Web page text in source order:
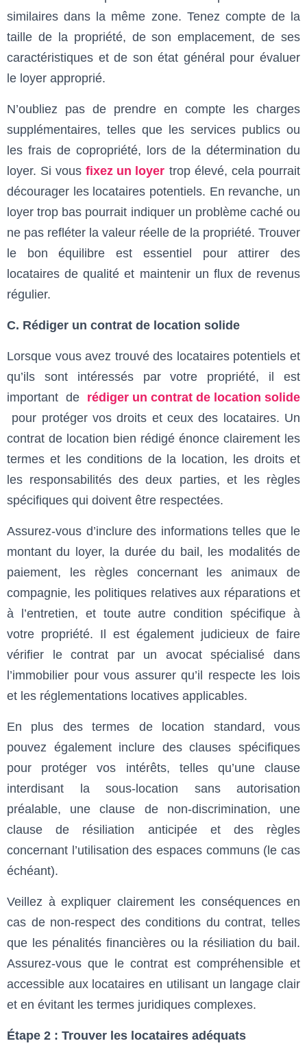
similaires dans la même zone. Tenez compte de la
taille de la propriété, de son emplacement, de ses
caractéristiques et de son état général pour évaluer
le loyer approprié.
N’oubliez pas de prendre en compte les charges
supplémentaires, telles que les services publics ou
les frais de copropriété, lors de la détermination du
loyer. Si vousfixez un loyer trop élevé, cela pourrait
décourager les locataires potentiels. En revanche, un
loyer trop bas pourrait indiquer un problème caché ou
ne pas refléter la valeur réelle de la propriété. Trouver
le bon équilibre est essentiel pour attirer des
locataires de qualité et maintenir un flux de revenus
régulier.
C. Rédiger un contrat de location solide
Lorsque vous avez trouvé des locataires potentiels et
qu’ils sont intéressés par votre propriété, il est
important de rédiger un contrat de location solide
pour protéger vos droits et ceux des locataires. Un
contrat de location bien rédigé énonce clairement les
termes et les conditions de la location, les droits et
les responsabilités des deux parties, et les règles
spécifiques qui doivent être respectées.
Assurez-vous d’inclure des informations telles que le
montant du loyer, la durée du bail, les modalités de
paiement, les règles concernant les animaux de
compagnie, les politiques relatives aux réparations et
à l’entretien, et toute autre condition spécifique à
votre propriété. Il est également judicieux de faire
vérifier le contrat par un avocat spécialisé dans
l’immobilier pour vous assurer qu’il respecte les lois
et les réglementations locatives applicables.
En plus des termes de location standard, vous
pouvez également inclure des clauses spécifiques
pour protéger vos intérêts, telles qu’une clause
interdisant la sous-location sans autorisation
préalable, une clause de non-discrimination, une
clause de résiliation anticipée et des règles
concernant l’utilisation des espaces communs (le cas
échéant).
Veillez à expliquer clairement les conséquences en
cas de non-respect des conditions du contrat, telles
que les pénalités financières ou la résiliation du bail.
Assurez-vous que le contrat est compréhensible et
accessible aux locataires en utilisant un langage clair
et en évitant les termes juridiques complexes.
Étape 2 : Trouver les locataires adéquats